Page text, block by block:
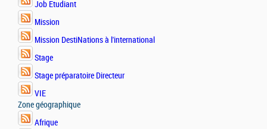
Job Etudiant
Mission
Mission DestiNations à l'international
Stage
Stage préparatoire Directeur
VIE
Zone géographique
Afrique